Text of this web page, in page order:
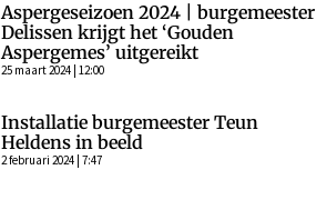
Aspergeseizoen 2024 | burgemeester
Delissen krijgt het ‘Gouden
Aspergemes’ uitgereikt
25 maart 2024 | 12:00
Installatie burgemeester Teun
Heldens in beeld
2 februari 2024 | 7:47